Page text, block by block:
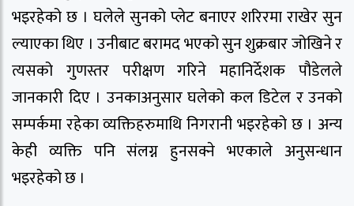
भइरहेको छ । घलेले सुनको प्लेट बनाएर शरिरमा राखेर सुन
ल्याएका थिए । उनीबाट बरामद भएको सुन शुक्रबार जोखिने र
त्यसको गुणस्तर परीक्षण गरिने महानिर्देशक पौडेलले
जानकारी दिए । उनकाअनुसार घलेको कल डिटेल र उनको
सम्पर्कमा रहेका व्यक्तिहरुमाथि निगरानी भइरहेको छ । अन्य
केही व्यक्ति पनि संलग्न हुनसक्ने भएकाले अनुसन्धान
भइरहेको छ ।